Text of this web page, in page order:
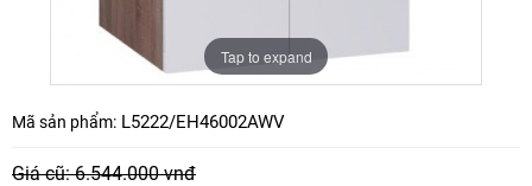
Tap to expand
Mã sản phẩm: L5222/EH46002AWV
Giá cũ: 6.544.000 vnđ